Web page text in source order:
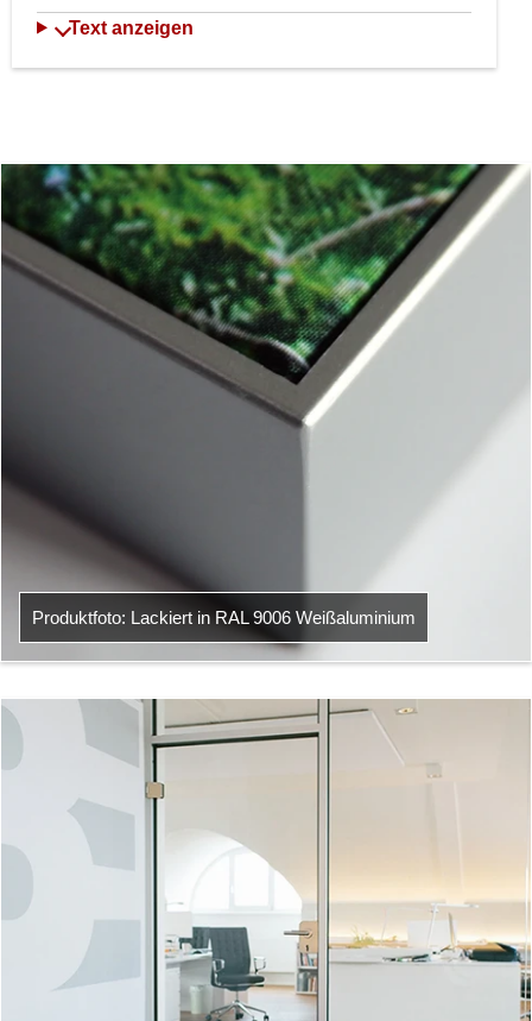
Text anzeigen
Produktfoto: Lackiert in RAL 9006 Weißaluminium